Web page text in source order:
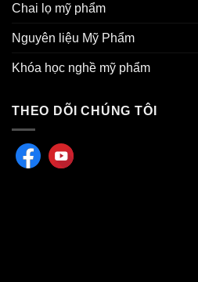
Chai lọ mỹ phẩm
Nguyên liệu Mỹ Phẩm
Khóa học nghề mỹ phẩm
THEO DÕI CHÚNG TÔI